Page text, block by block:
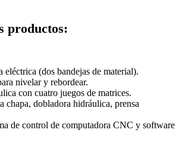
productos:
eléctrica (dos bandejas de material).
nivelar y rebordear.
con cuatro juegos de matrices.
chapa, dobladora hidráulica, prensa
de control de computadora CNC y software